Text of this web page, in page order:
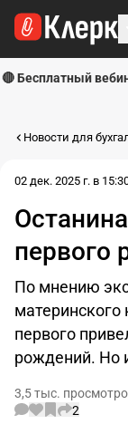
🔴 Бесплатный
Новости для
02 дек. 2025 г. в
первого
По мнению
материнского
первого
рождений. Но
3,5 тыс.
2